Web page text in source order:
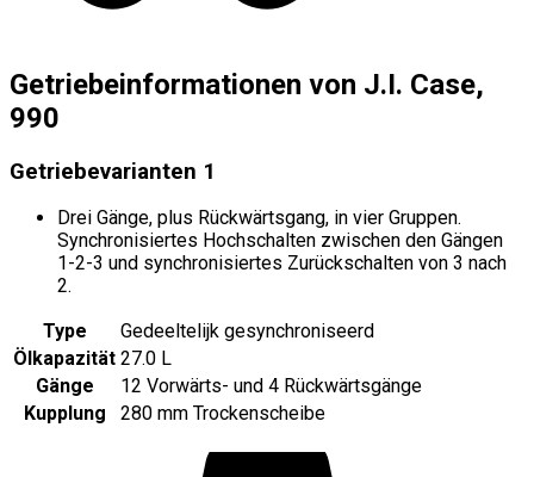
Getriebeinformationen von J.I. Case,
990
Getriebevarianten 1
Drei Gänge, plus Rückwärtsgang, in vier Gruppen.
Synchronisiertes Hochschalten zwischen den Gängen
1-2-3 und synchronisiertes Zurückschalten von 3 nach
2.
Type
Gedeeltelijk gesynchroniseerd
Ölkapazität 27.0 L
Gänge
12 Vorwärts- und 4 Rückwärtsgänge
Kupplung
280 mm Trockenscheibe